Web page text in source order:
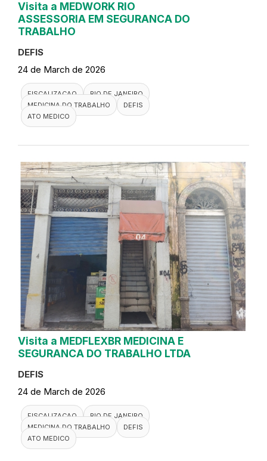
Visita a MEDWORK RIO
ASSESSORIA EM SEGURANCA DO
TRABALHO
DEFIS
24 de March de 2026
FISCALIZACAO
RIO DE JANEIRO
MEDICINA DO TRABALHO
DEFIS
ATO MEDICO
Visita a MEDFLEXBR MEDICINA E
SEGURANCA DO TRABALHO LTDA
DEFIS
24 de March de 2026
FISCALIZACAO
RIO DE JANEIRO
MEDICINA DO TRABALHO
DEFIS
ATO MEDICO